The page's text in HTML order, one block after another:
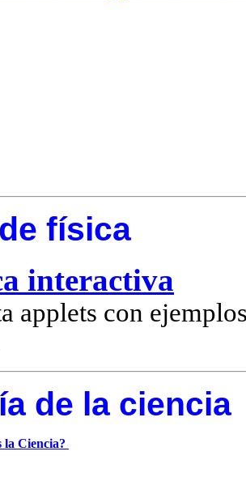
de física
interactiva
applets con
de la ciencia
la Ciencia?